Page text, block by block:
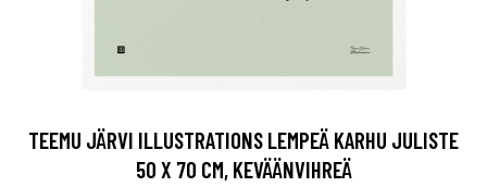
TEEMU JÄRVI ILLUSTRATIONS LEMPEÄ KARHU JULISTE
50 X 70 CM, KEVÄÄNVIHREÄ